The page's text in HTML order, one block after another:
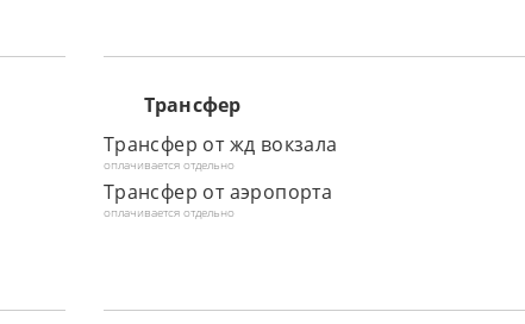
Трансфер
Трансфер от жд вокзала
оплачивается отдельно
Трансфер от аэропорта
оплачивается отдельно